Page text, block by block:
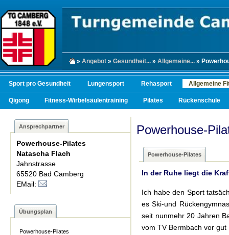
» Angebot » Gesundheit... » Allgemeine... »
Sport pro Gesundheit Lungensport Rehasport Allgemeine
Qigong Fitness-Wirbelsäulentraining Pilates Rückenschule
Ansprechpartner
Powerhouse-Pilates
Natascha Flach
Jahnstrasse
65520 Bad Camberg
EMail:
Übungsplan
Powerhouse-Pilates
Powerhouse-
Powerhouse-Pilates
In der Ruhe liegt die
Ich habe den Sport
es Ski-und
seit nunmehr 20 Jahren
vom TV Bermbach vor